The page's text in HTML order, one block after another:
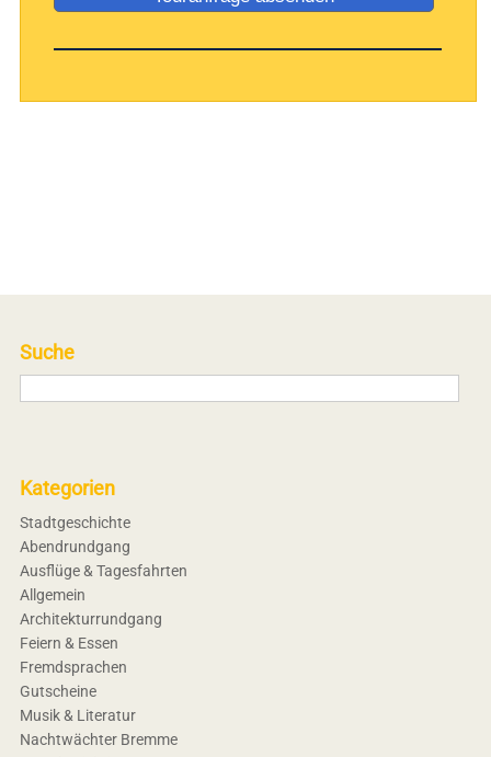
Suche
Kategorien
Stadtgeschichte
Abendrundgang
Ausflüge & Tagesfahrten
Allgemein
Architekturrundgang
Feiern & Essen
Fremdsprachen
Gutscheine
Musik & Literatur
Nachtwächter Bremme